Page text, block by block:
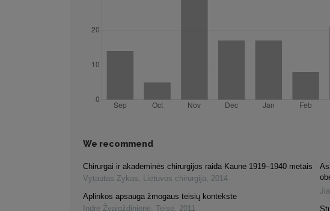
We recommend
Chirurgai ir akademinės chirurgijos raida Kaune 1919–1940 metais
Vytautas Zykas, Lietuvos chirurgija, 2014
Aplinkos apsauga žmogaus teisių kontekste
Indrė Žvaigždinienė, Teisė, 2011